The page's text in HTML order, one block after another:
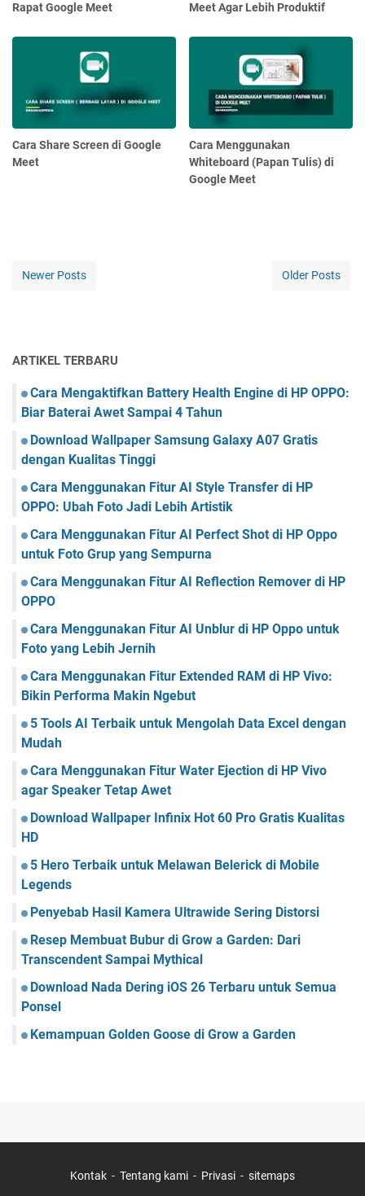
Rapat Google Meet
Meet Agar Lebih Produktif
Cara Share Screen di Google
Meet
Cara Menggunakan
Whiteboard (Papan Tulis) di
Google Meet
Newer Posts Older Posts
ARTIKEL TERBARU
Cara Mengaktifkan Battery Health Engine di HP OPPO:
Biar Baterai Awet Sampai 4 Tahun
Download Wallpaper Samsung Galaxy A07 Gratis
dengan Kualitas Tinggi
Cara Menggunakan Fitur AI Style Transfer di HP
OPPO: Ubah Foto Jadi Lebih Artistik
Cara Menggunakan Fitur AI Perfect Shot di HP Oppo
untuk Foto Grup yang Sempurna
Cara Menggunakan Fitur AI Reflection Remover di HP
OPPO
Cara Menggunakan Fitur AI Unblur di HP Oppo untuk
Foto yang Lebih Jernih
Cara Menggunakan Fitur Extended RAM di HP Vivo:
Bikin Performa Makin Ngebut
5 Tools AI Terbaik untuk Mengolah Data Excel dengan
Mudah
Cara Menggunakan Fitur Water Ejection di HP Vivo
agar Speaker Tetap Awet
Download Wallpaper Infinix Hot 60 Pro Gratis Kualitas
HD
5 Hero Terbaik untuk Melawan Belerick di Mobile
Legends
Penyebab Hasil Kamera Ultrawide Sering Distorsi
Resep Membuat Bubur di Grow a Garden: Dari
Transcendent Sampai Mythical
Download Nada Dering iOS 26 Terbaru untuk Semua
Ponsel
Kemampuan Golden Goose di Grow a Garden
Kontak Tentang kami Privasi sitemaps